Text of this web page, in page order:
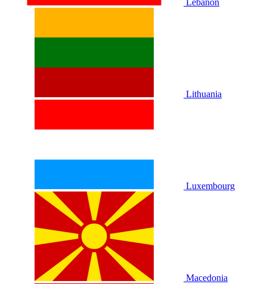
Lebanon
Lithuania
Luxembourg
Macedonia